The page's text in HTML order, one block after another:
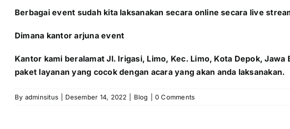
Berbagai event sudah kita laksanakan secara online secara live
Dimana kantor arjuna event
Kantor kami beralamat Jl. Irigasi, Limo, Kec. Limo, Kota Depok,
paket layanan yang cocok dengan acara yang akan anda laksanakan.
By adminsitus Desember 14, 2022 Blog 0 Comments